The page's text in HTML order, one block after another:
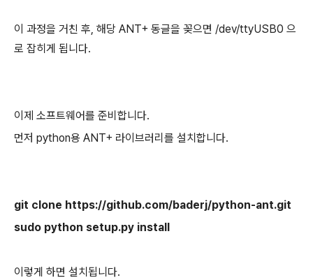
이 과정을 거친 후, 해당 ANT+ 동글을 꽂으면 /dev/ttyUSB0 으
로 잡히게 됩니다.
이제 소프트웨어를 준비합니다.
먼저 python용 ANT+ 라이브러리를 설치합니다.
git clone https://github.com/baderj/python-ant.git
sudo python setup.py install
이렇게 하면 설치됩니다.